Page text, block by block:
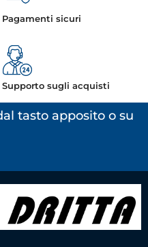
Pagamenti sicuri
Supporto sugli acquisti
tasto apposito o su